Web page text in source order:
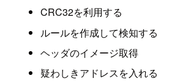
CRC32を利用する
ルールを作成して検知する
ヘッダのイメージ取得
疑わしきアドレスを入れる